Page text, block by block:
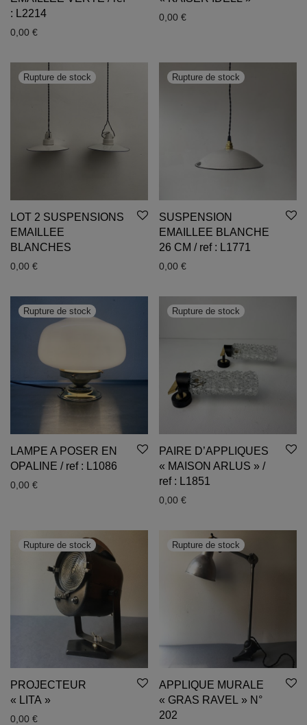
: L2214
0,00 €
0,00 €
LOT 2 SUSPENSIONS
EMAILLEE
BLANCHES
0,00 €
SUSPENSION
EMAILLEE BLANCHE
26 CM / ref : L1771
0,00 €
LAMPE A POSER EN
OPALINE / ref : L1086
0,00 €
PAIRE D’APPLIQUES
« MAISON ARLUS » /
ref : L1851
0,00 €
PROJECTEUR
« LITA »
0,00 €
APPLIQUE MURALE
« GRAS RAVEL » N°
202